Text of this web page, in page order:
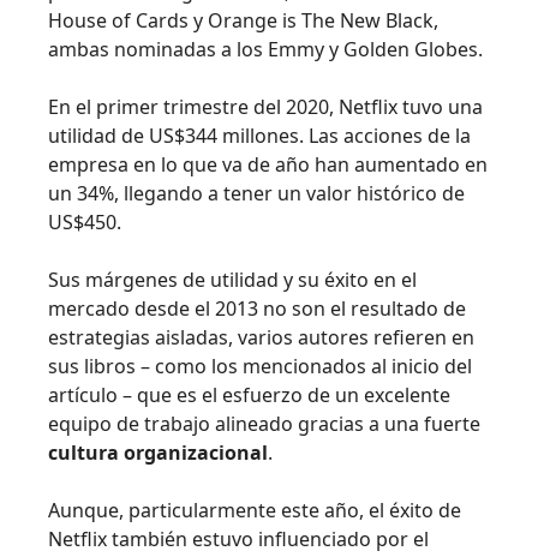
House of Cards y Orange is The New Black,
ambas nominadas a los Emmy y Golden Globes.
En el primer trimestre del 2020, Netflix tuvo una
utilidad de US$344 millones. Las acciones de la
empresa en lo que va de año han aumentado en
un 34%, llegando a tener un valor histórico de
US$450.
Sus márgenes de utilidad y su éxito en el
mercado desde el 2013 no son el resultado de
estrategias aisladas, varios autores refieren en
sus libros – como los mencionados al inicio del
artículo – que es el esfuerzo de un excelente
equipo de trabajo alineado gracias a una fuerte
cultura organizacional.
Aunque, particularmente este año, el éxito de
Netflix también estuvo influenciado por el